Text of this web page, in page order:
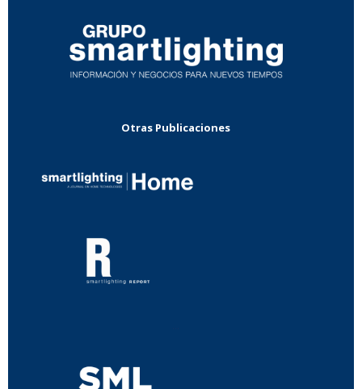
Otras Publicaciones